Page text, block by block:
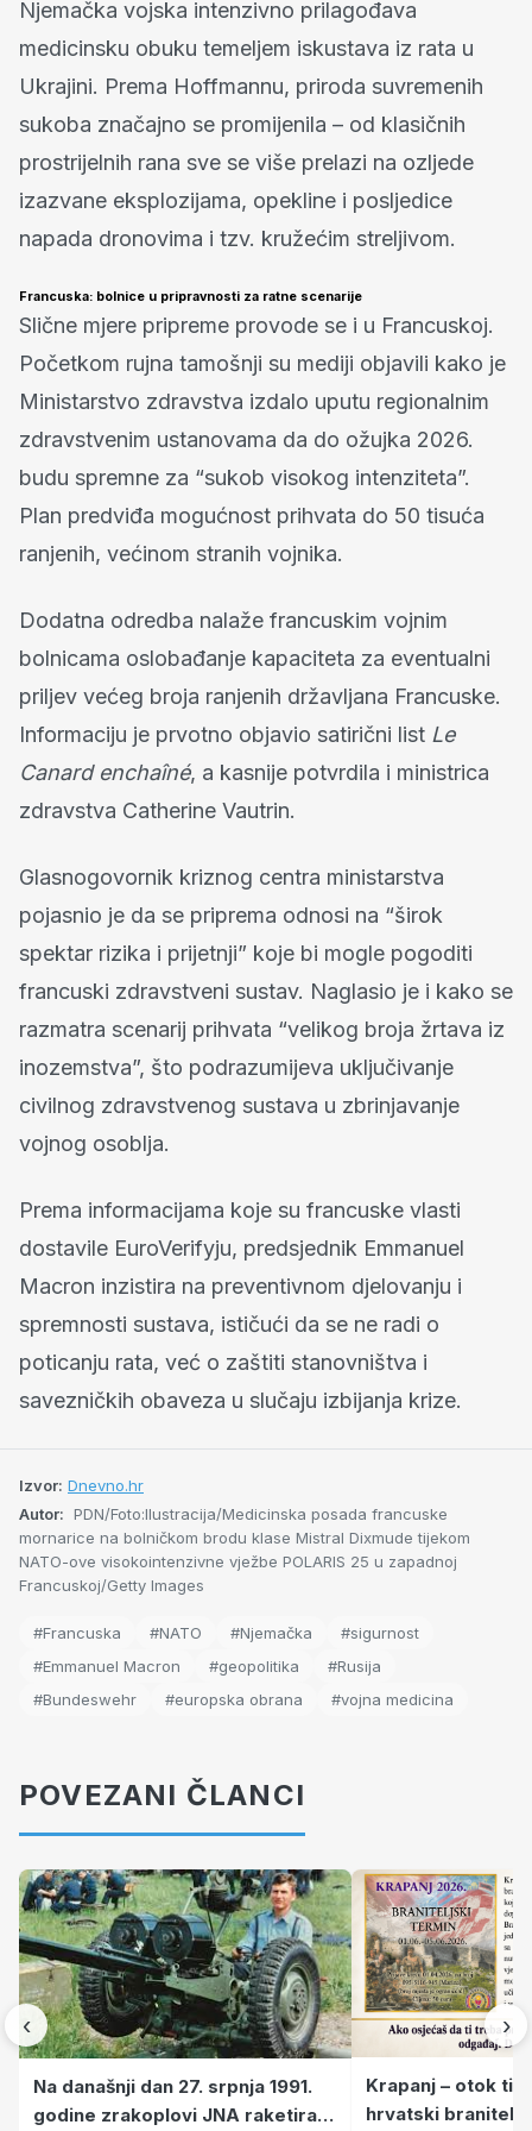
Njemačka vojska intenzivno prilagođava
medicinsku obuku temeljem iskustava iz rata u
Ukrajini. Prema Hoffmannu, priroda suvremenih
sukoba značajno se promijenila – od klasičnih
prostrijelnih rana sve se više prelazi na ozljede
izazvane eksplozijama, opekline i posljedice
napada dronovima i tzv. kružećim streljivom.
Francuska: bolnice u pripravnosti za ratne scenarije
Slične mjere pripreme provode se i u Francuskoj.
Početkom rujna tamošnji su mediji objavili kako je
Ministarstvo zdravstva izdalo uputu regionalnim
zdravstvenim ustanovama da do ožujka 2026.
budu spremne za “sukob visokog intenziteta”.
Plan predviđa mogućnost prihvata do 50 tisuća
ranjenih, većinom stranih vojnika.
Dodatna odredba nalaže francuskim vojnim
bolnicama oslobađanje kapaciteta za eventualni
priljev većeg broja ranjenih državljana Francuske.
Informaciju je prvotno objavio satirični list Le
Canard enchaîné, a kasnije potvrdila i ministrica
zdravstva Catherine Vautrin.
Glasnogovornik kriznog centra ministarstva
pojasnio je da se priprema odnosi na “širok
spektar rizika i prijetnji” koje bi mogle pogoditi
francuski zdravstveni sustav. Naglasio je i kako se
razmatra scenarij prihvata “velikog broja žrtava iz
inozemstva”, što podrazumijeva uključivanje
civilnog zdravstvenog sustava u zbrinjavanje
vojnog osoblja.
Prema informacijama koje su francuske vlasti
dostavile EuroVerifyju, predsjednik Emmanuel
Macron inzistira na preventivnom djelovanju i
spremnosti sustava, ističući da se ne radi o
poticanju rata, već o zaštiti stanovništva i
savezničkih obaveza u slučaju izbijanja krize.
Izvor: Dnevno.hr
Autor: PDN/Foto:Ilustracija/Medicinska posada francuske
mornarice na bolničkom brodu klase Mistral Dixmude tijekom
NATO-ove visokointenzivne vježbe POLARIS 25 u zapadnoj
Francuskoj/Getty Images
#Francuska #NATO #Njemačka
#sigurnost
#Emmanuel Macron
#geopolitika
#Rusija
#Bundeswehr
#europska obrana #vojna medicina
POVEZANI ČLANCI
‹
Na današnji dan 27. srpnja 1991.
godine zrakoplovi JNA raketirali
Krapanj – otok
hrvatski branitelji
›